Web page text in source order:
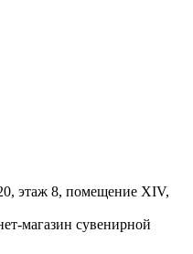
этаж 8, помещение XIV,
магазин сувенирной